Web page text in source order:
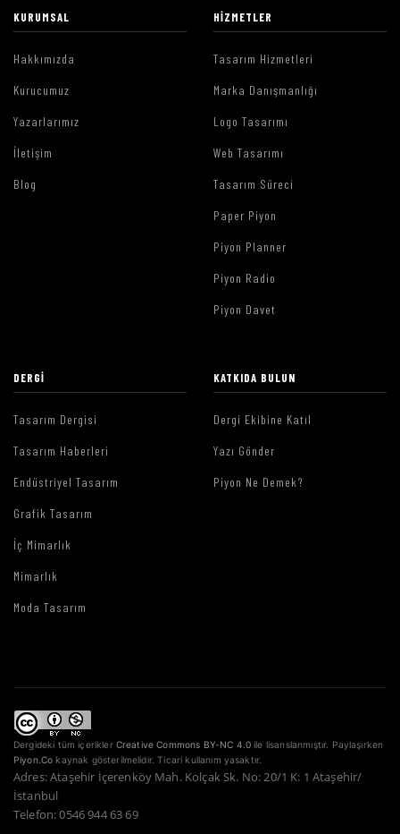
KURUMSAL
Hakkımızda
Kurucumuz
Yazarlarımız
İletişim
Blog
HIZMETLER
Tasarım Hizmetleri
Marka Danışmanlığı
Logo Tasarımı
Web Tasarımı
Tasarım Süreci
Paper Piyon
Piyon Planner
Piyon Radio
Piyon Davet
DERGI
Tasarım Dergisi
Tasarım Haberleri
Endüstriyel Tasarım
Grafik Tasarım
İç Mimarlık
Mimarlık
Moda Tasarım
KATKIDA BULUN
Dergi Ekibine Katıl
Yazı Gönder
Piyon Ne Demek?
Dergideki tüm içerikler Creative Commons BY-NC 4.0 ile lisanslanmıştır. Paylaşırken
Piyon.Co kaynak gösterilmelidir. Ticari kullanım yasaktır.
Adres: Ataşehir İçerenköy Mah. Kolçak Sk. No: 20/1 K: 1 Ataşehir/
İstanbul
Telefon: 0546 944 63 69